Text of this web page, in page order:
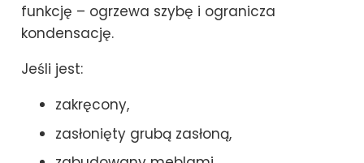
funkcję – ogrzewa szybę i ogranicza
kondensację.
Jeśli jest:
zakręcony,
zasłonięty grubą zasłoną,